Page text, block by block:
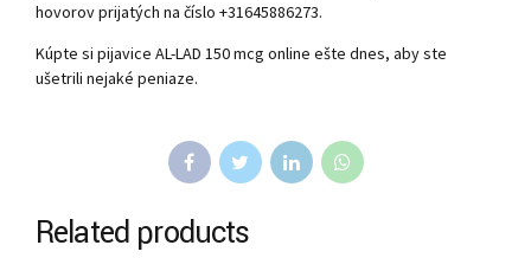
hovorov prijatých na číslo +31645886273.
Kúpte si pijavice AL-LAD 150 mcg online ešte dnes, aby ste
ušetrili nejaké peniaze.
Related products